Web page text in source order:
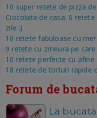
10 super retete de pizza
Ciocolata de casa: 6
zile :)
10 retete fabuloase cu
9 retete cu zmeura pe
10 retete perfecte cu afine
18 retete de torturi rapide
Forum de
La